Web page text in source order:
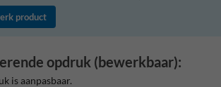
product
opdruk (bewerkbaar):
is aanpasbaar.